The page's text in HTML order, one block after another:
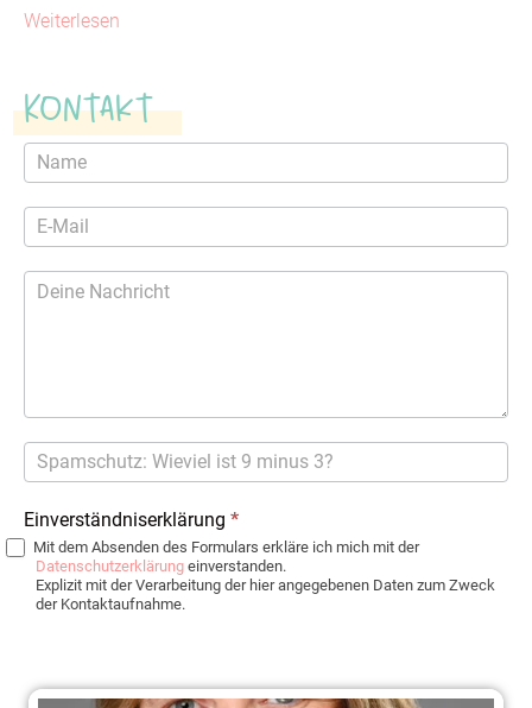
Weiterlesen
Kontakt
Kontaktformular
Einverständniserklärung *
Mit dem Absenden des Formulars erkläre ich mich mit der
Datenschutzerklärung einverstanden.
Explizit mit der Verarbeitung der hier angegebenen Daten zum Zweck
der Kontaktaufnahme.